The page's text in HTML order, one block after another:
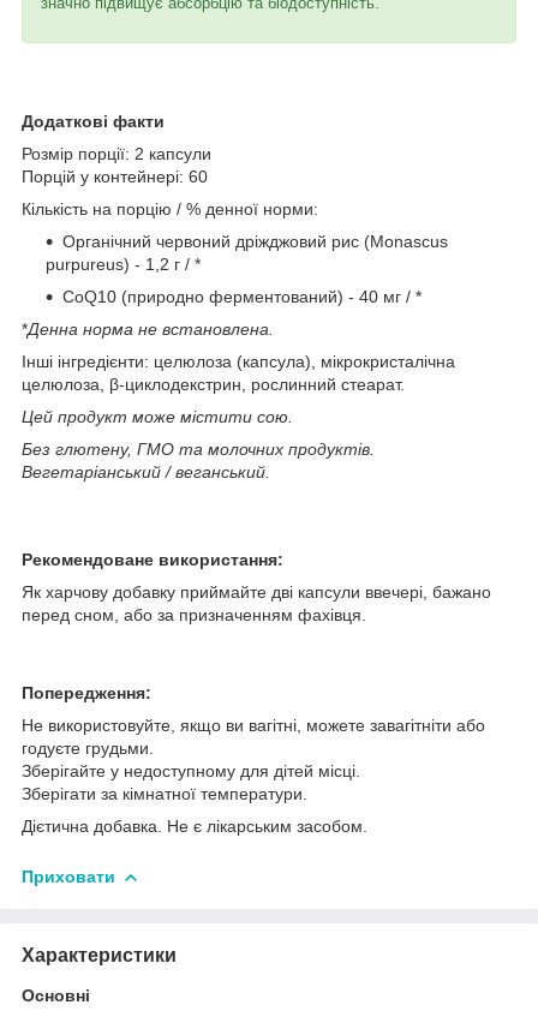
Додаткові факти
Розмір порції: 2 капсули
Порцій у контейнері: 60
Кількість на порцію / % денної норми:
Органічний червоний дріжджовий рис (Monascus
purpureus) - 1,2 г / *
CoQ10 (природно ферментований) - 40 мг / *
*Денна норма не встановлена.
Інші інгредієнти: целюлоза (капсула), мікрокристалічна
целюлоза, β-циклодекстрин, рослинний стеарат.
Цей продукт може містити сою.
Без глютену, ГМО та молочних продуктів.
Вегетаріанський / веганський.
Рекомендоване використання:
Як харчову добавку приймайте дві капсули ввечері, бажано
перед сном, або за призначенням фахівця.
Попередження:
Не використовуйте, якщо ви вагітні, можете завагітніти або
годуєте грудьми.
Зберігайте у недоступному для дітей місці.
Зберігати за кімнатної температури.
Дієтична добавка. Не є лікарським засобом.
Приховати
Характеристики
Основні